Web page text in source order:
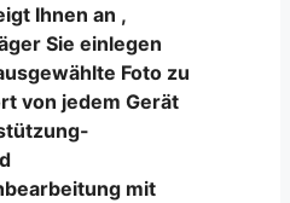
Ihnen an ,
Sie einlegen
Foto zu
von jedem Gerät
mit